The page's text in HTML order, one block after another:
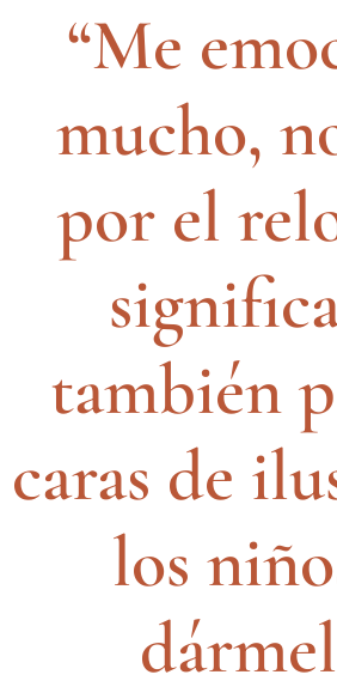
“Me
mucho,
por el
también
caras de
los